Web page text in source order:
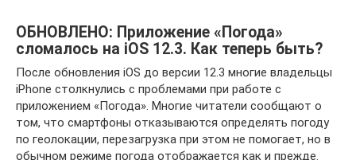
ОБНОВЛЕНО: Приложение «Погода»
сломалось на iOS 12.3. Как теперь быть?
После обновления iOS до версии 12.3 многие владельцы
iPhone столкнулись с проблемами при работе с
приложением «Погода». Многие читатели сообщают о
том, что смартфоны отказываются определять погоду
по геолокации, перезагрузка при этом не помогает, но в
обычном режиме погода отображается как и прежде.